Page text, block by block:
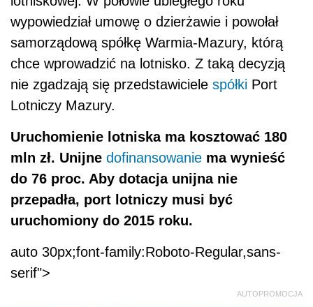
wypowiedział umowę o dzierżawie i powołał
samorządową spółkę Warmia-Mazury, którą
chce wprowadzić na lotnisko. Z taką decyzją
nie zgadzają się przedstawiciele spółki Port
Lotniczy Mazury.
Uruchomienie lotniska ma kosztować 180
mln zł. Unijne dofinansowanie ma wynieść
do 76 proc. Aby dotacja unijna nie
przepadła, port lotniczy musi być
uruchomiony do 2015 roku.
auto 30px;font-family:Roboto-Regular,sans-
serif">
AUTOPROMOCJA